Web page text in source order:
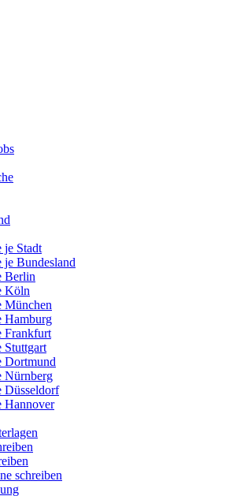
je Stadt
je Bundesland
Berlin
Köln
München
Hamburg
Frankfurt
Stuttgart
Dortmund
Nürnberg
Düsseldorf
Hannover
schreiben